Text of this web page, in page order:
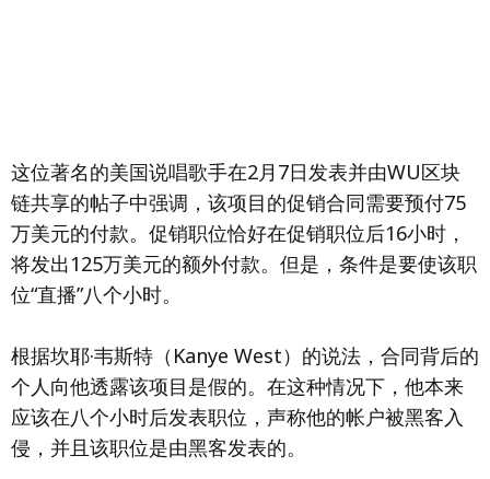
这位著名的美国说唱歌手在2月7日发表并由WU区块
链共享的帖子中强调，该项目的促销合同需要预付75
万美元的付款。促销职位恰好在促销职位后16小时，
将发出125万美元的额外付款。但是，条件是要使该职
位“直播”八个小时。
根据坎耶·韦斯特（Kanye West）的说法，合同背后的
个人向他透露该项目是假的。在这种情况下，他本来
应该在八个小时后发表职位，声称他的帐户被黑客入
侵，并且该职位是由黑客发表的。